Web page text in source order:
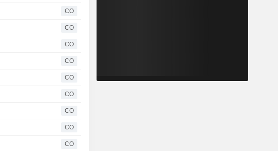
CO
CO
CO
CO
CO
CO
CO
CO
CO